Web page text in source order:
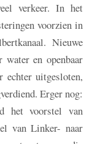
verkeer. In het
voorzien in
Nieuwe
water en openbaar
echter uitgesloten,
Erger nog:
het voorstel van
van Linker- naar